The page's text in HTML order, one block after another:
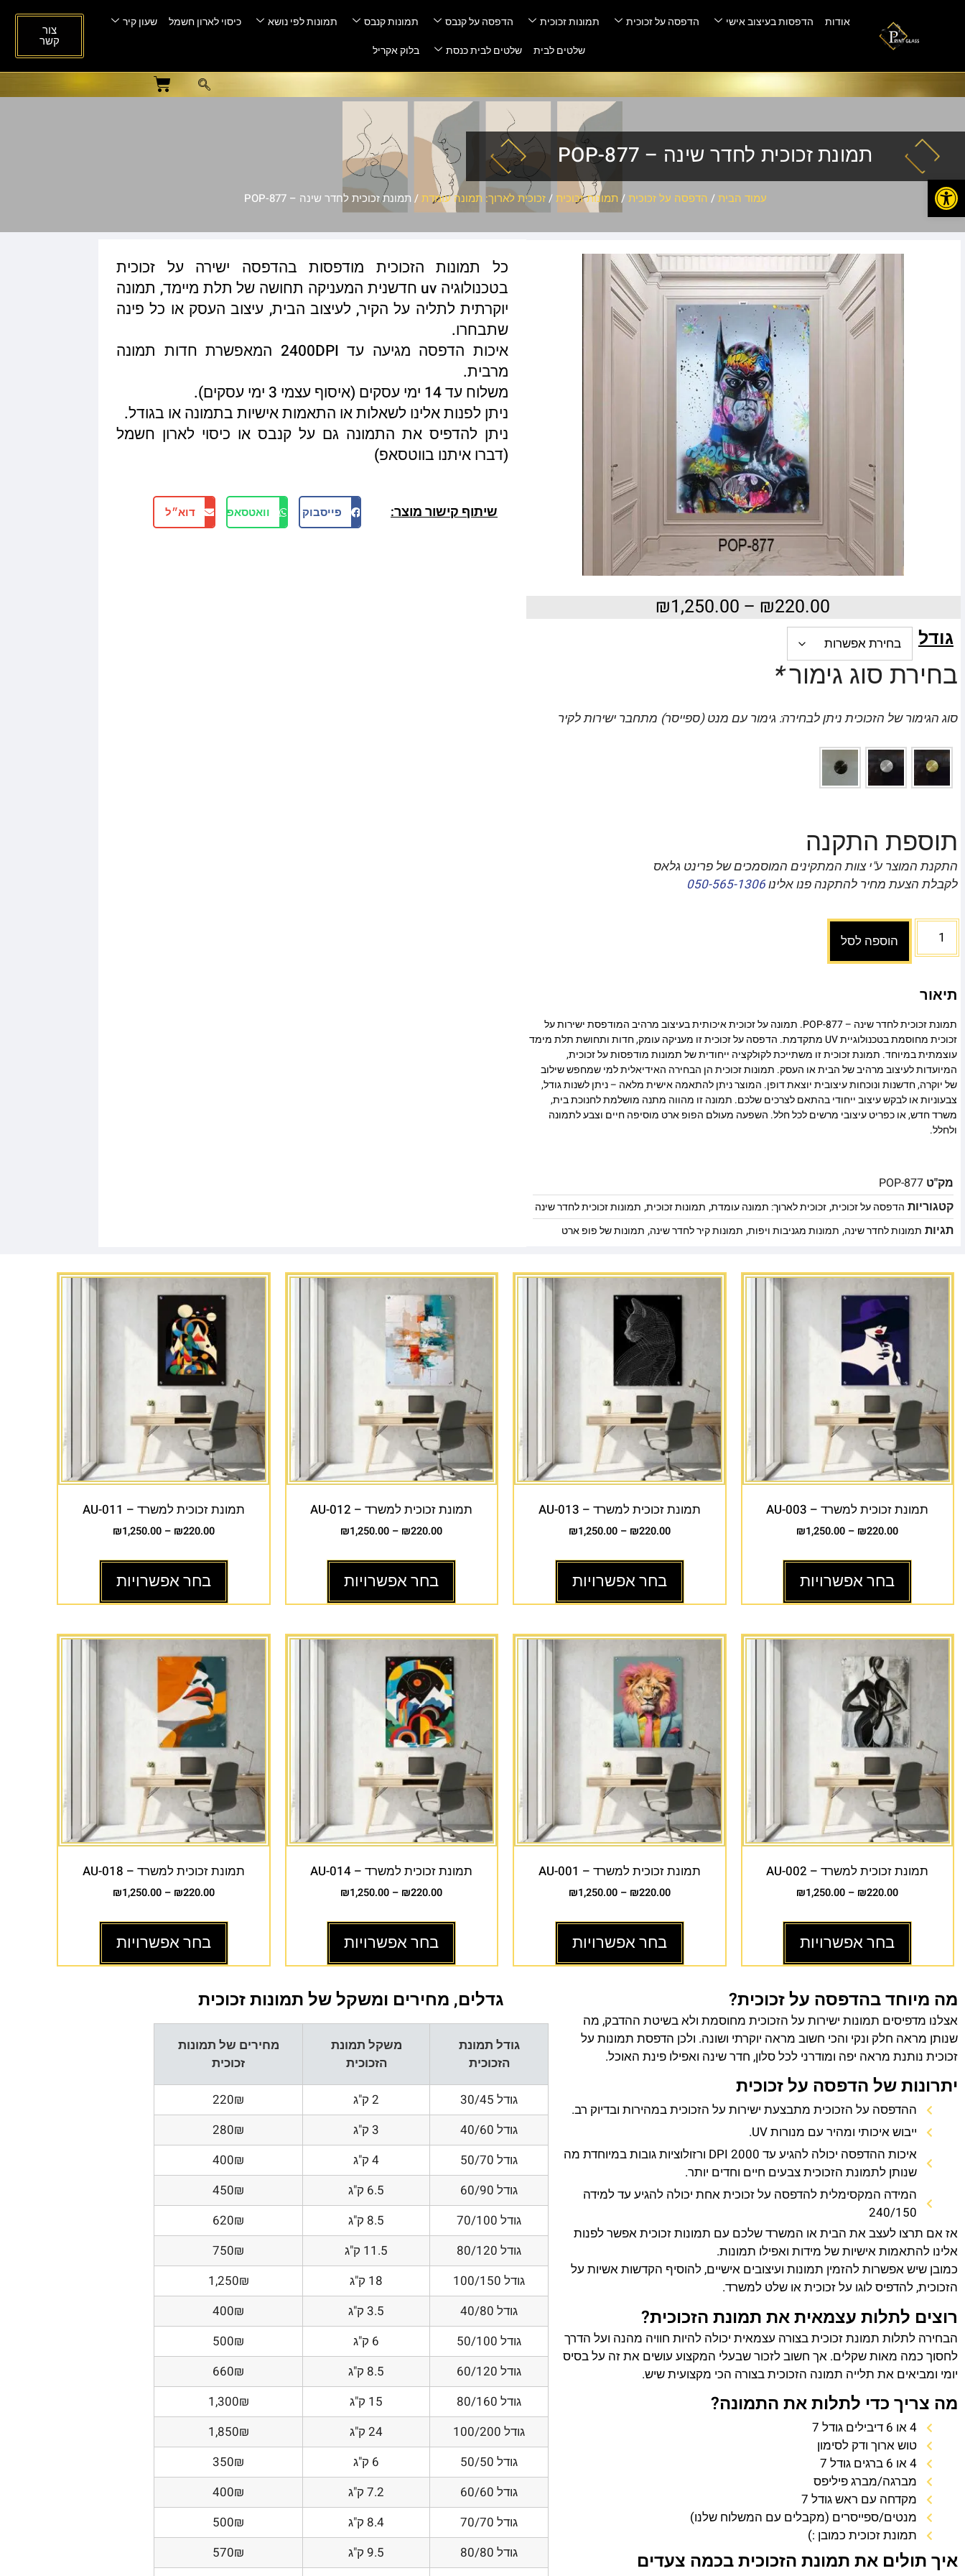
אודות הדפסות בעיצוב אישי הדפסה על זכוכית תמונות זכוכית הדפסה על קנבס תמונות קנבס תמונות לפי נושא כיסוי לארון חשמל
שעון קיר
שלטים לבית
שלטים לבית כנסת בלוק אקריל
צור
קשר
תמונת זכוכית לחדר שינה – POP-877
עמוד הבית/ הדפסה על זכוכית/ תמונות זכוכית/זכוכית לארוך: תמונה עומדת/ תמונת זכוכית לחדר שינה – POP-877
₪220.00
–
₪1,250.00
גודל
בחירת סוג גימור*
סוג הגימור של הזכוכית ניתן לבחירה: גימור עם מנט (ספייסר) מתחבר ישירות לקיר
תוספת התקנה
התקנת המוצר ע"י צוות המתקינים המוסמכים של פרינט גלאס
לקבלת הצעת מחיר להתקנה פנו אלינו050-565-1306
הוספה לסל
תיאור
תמונת זכוכית לחדר שינה – POP-877. תמונה על זכוכית איכותית בעיצוב מרהיב המודפסת ישירות על
זכוכית מחוסמת בטכנולוגיית UV מתקדמת. הדפסה על זכוכית זו מעניקה עומק, חדות ותחושת תלת מימד
עוצמתית במיוחד. תמונת זכוכית זו משתייכת לקולקציה ייחודית של תמונות מודפסות על זכוכית,
המיועדות לעיצוב מרהיב של הבית או העסק. תמונות זכוכית הן הבחירה האידיאלית למי שמחפש שילוב
של יוקרה, חדשנות ונוכחות עיצובית יוצאת דופן. המוצר ניתן להתאמה אישית מלאה – ניתן לשנות גודל,
צבעוניות או לבקש עיצוב ייחודי בהתאם לצרכים שלכם. תמונה זו מהווה מתנה מושלמת לחנוכת בית,
משרד חדש, או כפריט עיצובי מרשים לכל חלל. השפעה מעולם הפופ ארט מוסיפה חיים וצבע לתמונה
ולחלל.
מק"טPOP-877
קטגוריות הדפסה על זכוכית,זכוכית לארוך: תמונה עומדת, תמונות זכוכית, תמונות זכוכית לחדר שינה
תגיות תמונות לחדר שינה, תמונות מגניבות ויפות, תמונות קיר לחדר שינה, תמונות של פופ ארט
כל תמונות הזכוכית מודפסות בהדפסה ישירה על זכוכית
בטכנולוגיה uv חדשנית המעניקה תחושה של תלת מיימד, תמונה
יוקרתית לתליה על הקיר, לעיצוב הבית, עיצוב העסק או כל פינה
שתבחרו.
איכות הדפסה מגיעה עד 2400DPI המאפשרת חדות תמונה
מרבית.
משלוח עד 14 ימי עסקים (איסוף עצמי 3 ימי עסקים).
ניתן לפנות אלינו לשאלות או התאמות אישיות בתמונה או בגודל.
ניתן להדפיס את התמונה גם על קנבס או כיסוי לארון חשמל
(דברו איתנו בווטסאפ)
שיתוף קישור מוצר: פייסבוק וואטסאפ דוא״ל
תמונת זכוכית למשרד – AU-003
₪220.00
–
₪1,250.00
בחר אפשרויות
תמונת זכוכית למשרד – AU-013
₪220.00
–
₪1,250.00
בחר אפשרויות
תמונת זכוכית למשרד – AU-012
₪220.00
–
₪1,250.00
בחר אפשרויות
תמונת זכוכית למשרד – AU-011
₪220.00
–
₪1,250.00
בחר אפשרויות
תמונת זכוכית למשרד – AU-002
₪220.00
–
₪1,250.00
בחר אפשרויות
תמונת זכוכית למשרד – AU-001
₪220.00
–
₪1,250.00
בחר אפשרויות
תמונת זכוכית למשרד – AU-014
₪220.00
–
₪1,250.00
בחר אפשרויות
תמונת זכוכית למשרד – AU-018
₪220.00
–
₪1,250.00
בחר אפשרויות
מה מיוחד בהדפסה על זכוכית?
אצלנו מדפיסים תמונות ישירות על הזכוכית מחוסמת ולא בשיטת ההדבק, מה
שנותן מראה חלק ונקי והכי חשוב מראה יוקרתי ושונה. ולכן הדפסת תמונות על
זכוכית נותנת מראה יפה ומודרני לכל סלון, חדר שינה ואפילו פינת האוכל.
יתרונות של הדפסה על זכוכית
ההדפסה על הזכוכית מתבצעת ישירות על הזכוכית במהירות ובדיוק רב.
ייבוש איכותי ומהיר עם מנורות UV.
איכות ההדפסה יכולה להגיע עד 2000 DPI ורזולוציות גובות במיוחדת מה
שנותן לתמונת הזכוכית צבעים חיים וחדים יותר.
המידה המקסימלית להדפסה על זכוכית אחת יכולה להגיע עד למידה
240/150
אז אם תרצו לעצב את הבית או המשרד שלכם עם תמונות זכוכית אפשר לפנות
אלינו להתאמות אישיות של מידות ואפילו תמונות.
כמובן שיש אפשרות להזמין תמונות ועיצובים אישיים, להוסיף הקדשות אשיות על
הזכוכית, להדפיס לוגו על זכוכית או שלט למשרד.
רוצים לתלות עצמאית את תמונת הזכוכית?
הבחירה לתלות תמונת זכוכית בצורה עצמאית יכולה להיות חוויה מהנה ועל הדרך
לחסוך כמה מאות שקלים. אך חשוב לזכור שבעלי המקצוע עושים את זה על בסיס
יומי ומביאים את תלייה תמונה הזכוכית בצורה הכי מקצועית שיש.
מה צריך כדי לתלות את התמונה?
4 או 6 דיבילים גודל 7
טוש ארוך ודק לסימון
4 או 6 ברגים גודל 7
מברגה/מברג פיליפס
מקדחה עם ראש גודל 7
מנטים/ספייסרים (מקבלים עם המשלוח שלנו)
תמונת זכוכית כמובן :)
איך תולים את תמונת הזכוכית בכמה צעדים
גדלים, מחירים ומשקל של תמונות זכוכית
גודל תמונת
הזכוכית
משקל תמונת
הזכוכית
מחירים של תמונות
זכוכית
גודל 30/45 2 ק"ג
220₪
גודל 40/60
3 ק"ג
280₪
גודל 50/70
4 ק"ג
400₪
גודל 60/90
6.5 ק"ג
450₪
גודל 70/100
8.5 ק"ג
620₪
גודל 80/120
11.5 ק"ג
750₪
גודל 100/150
18 ק"ג
1,250₪
גודל 40/80
3.5 ק"ג
400₪
גודל 50/100
6 ק"ג
500₪
גודל 60/120
8.5 ק"ג
660₪
גודל 80/160
15 ק"ג
1,300₪
גודל 100/200
24 ק"ג
1,850₪
גודל 50/50
6 ק"ג
350₪
גודל 60/60
7.2 ק"ג
400₪
גודל 70/70
8.4 ק"ג
500₪
גודל 80/80
9.5 ק"ג
570₪
פתח סרגל נגישות